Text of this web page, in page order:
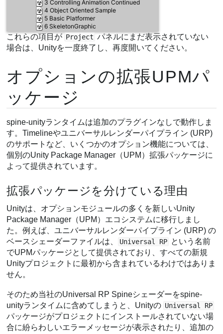
これらの項目が Project パネルにまだ表示されていない
場合は、Unityを一度終了し、再度開いてください。
オプションの拡張UPMパ
ッケージ
spine-unityランタイムは追加のプラグインなしで動作しま
す。Timelineやユニバーサルレンダーパイプライン (URP)
のサポートなど、いくつかのオプション機能については、
個別のUnity Package Manager（UPM）拡張パッケージに
よって提供されています。
拡張パッケージを分けている理由
Unityは、オプションモジュールの多くを新しいUnity
Package Manager（UPM）エコシステムに移行しまし
た。例えば、ユニバーサルレンダーパイプライン (URP) の
ベースシェーダーファイルは、
Universal RP という名前
でUPMパッケージとして提供されており、すべての新規
Unityプロジェクトに最初から含まれているわけではありま
せん。
そのため当社のUniversal RP Spineシェーダーをspine-
unityランタイムに含めてしまうと、Unityの Universal RP
パッケージがプロジェクトにインストールされていない場
合に紛らわしいエラーメッセージが表示されたり、追加の